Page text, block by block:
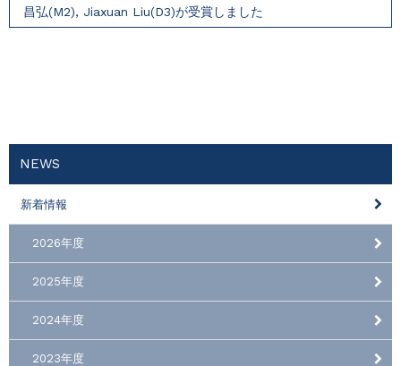
昌弘(M2), Jiaxuan Liu(D3)が受賞しました
NEWS
新着情報
2026年度
2025年度
2024年度
2023年度